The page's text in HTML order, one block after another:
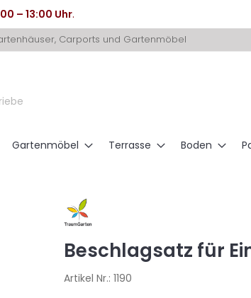
– 13:00 Uhr.
Carports und Gartenmöbel
Gartenmöbel Terrasse Boden
Beschlagsatz für
Artikel Nr.: 1190